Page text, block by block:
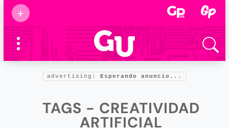
+
Supermamás
2025
Marcas de
confianza
Foro salud
advertising: Esperando anuncio...
TAGS - CREATIVIDAD
ARTIFICIAL